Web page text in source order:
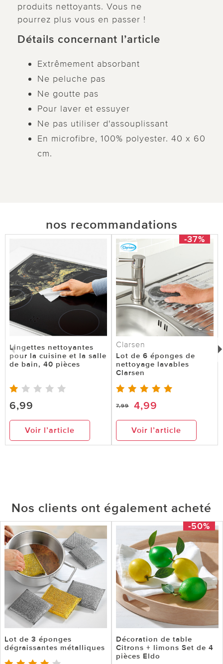
produits nettoyants. Vous ne
pourrez plus vous en passer !
Détails concernant l’article
Extrêmement absorbant
Ne peluche pas
Ne goutte pas
Pour laver et essuyer
Ne pas utiliser d'assouplissant
En microfibre, 100% polyester. 40 x 60
cm.
nos recommandations
Lingettes nettoyantes
pour la cuisine et la salle
de bain, 40 pièces
6,99
Voir l’article
-37%
Clarsen
Lot de 6 éponges de
nettoyage lavables
Clarsen
7,99 4,99
Voir l’article
Nos clients ont également acheté
Lot de 3 éponges
dégraissantes métalliques
-50%
Décoration de table
Citrons + limons Set de 4
pièces Eldo